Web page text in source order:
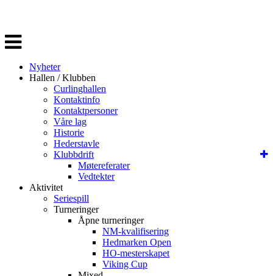
Veksle
navigasjon
Nyheter
Hallen / Klubben
Curlinghallen
Kontaktinfo
Kontaktpersoner
Våre lag
Historie
Hederstavle
Klubbdrift
Møtereferater
Vedtekter
Aktivitet
Seriespill
Turneringer
Åpne turneringer
NM-kvalifisering
Hedmarken Open
HO-mesterskapet
Viking Cup